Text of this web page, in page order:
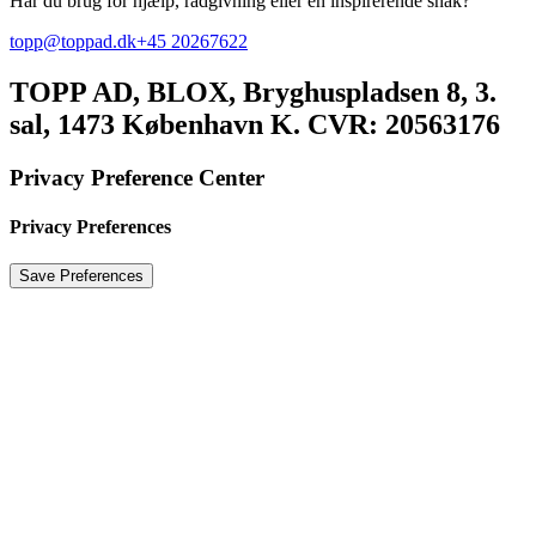
topp@toppad.dk+45 20267622
TOPP AD, BLOX, Bryghuspladsen 8, 3.
sal, 1473 København K. CVR: 20563176
Privacy Preference Center
Privacy Preferences